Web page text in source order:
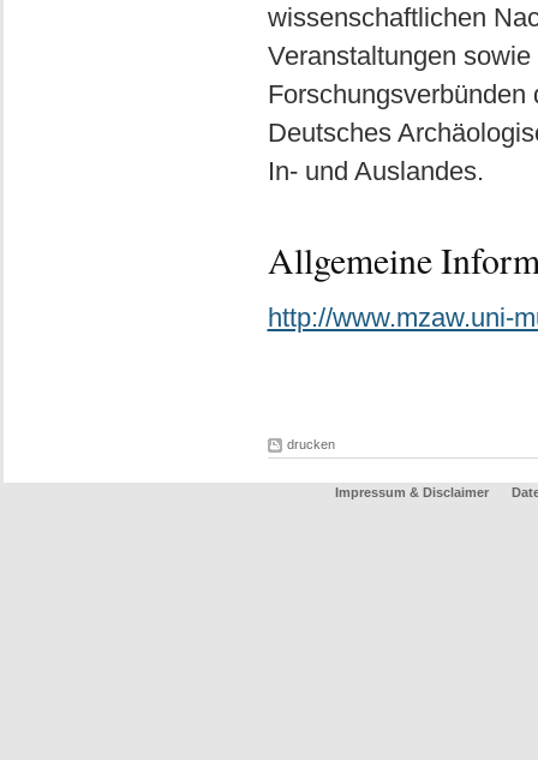
wissenschaftlichen
Veranstaltungen
Deutsches
In- und Auslandes.
Allgemeine
http://www.mzaw.uni-
drucken
Impressum & Disclaimer